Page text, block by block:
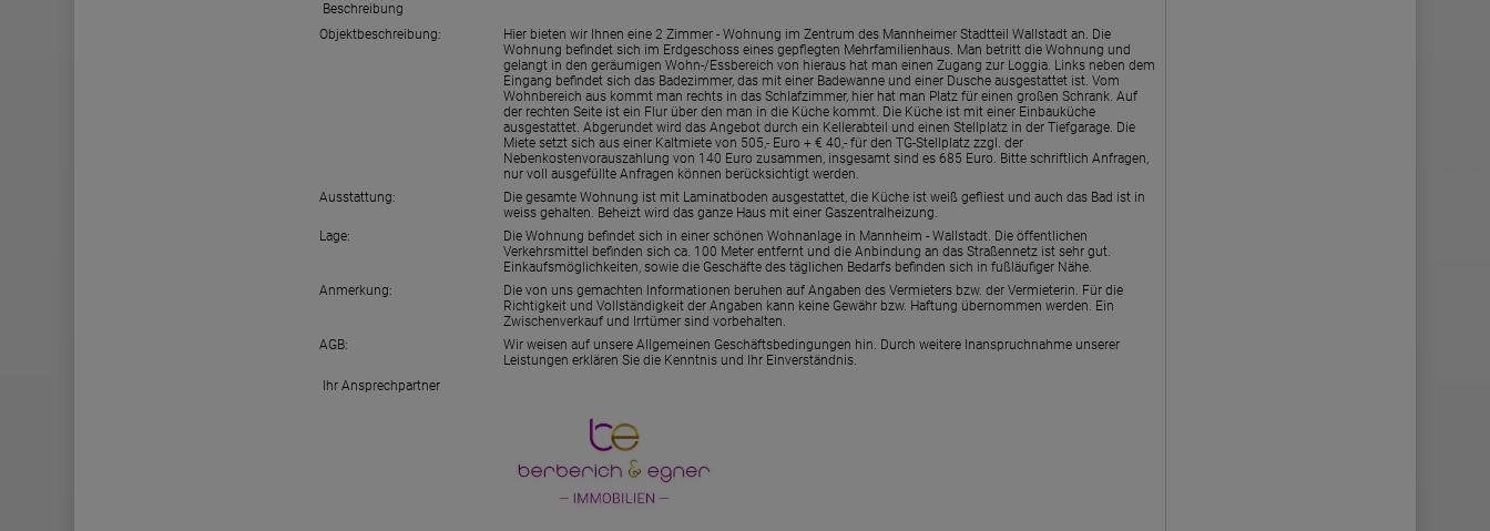
Beschreibung
Objektbeschreibung:
Hier bieten wir Ihnen eine 2 Zimmer - Wohnung im Zentrum des Mannheimer Stadtteil Wallstadt an. Die
Wohnung befindet sich im Erdgeschoss eines gepflegten Mehrfamilienhaus. Man betritt die Wohnung und
gelangt in den geräumigen Wohn-/Essbereich von hieraus hat man einen Zugang zur Loggia. Links neben dem
Eingang befindet sich das Badezimmer, das mit einer Badewanne und einer Dusche ausgestattet ist. Vom
Wohnbereich aus kommt man rechts in das Schlafzimmer, hier hat man Platz für einen großen Schrank. Auf
der rechten Seite ist ein Flur über den man in die Küche kommt. Die Küche ist mit einer Einbauküche
ausgestattet. Abgerundet wird das Angebot durch ein Kellerabteil und einen Stellplatz in der Tiefgarage. Die
Miete setzt sich aus einer Kaltmiete von 505,- Euro + € 40,- für den TG-Stellplatz zzgl. der
Nebenkostenvorauszahlung von 140 Euro zusammen, insgesamt sind es 685 Euro. Bitte schriftlich Anfragen,
nur voll ausgefüllte Anfragen können berücksichtigt werden.
Ausstattung:
Die gesamte Wohnung ist mit Laminatboden ausgestattet, die Küche ist weiß gefliest und auch das Bad ist in
weiss gehalten. Beheizt wird das ganze Haus mit einer Gaszentralheizung.
Lage:
Die Wohnung befindet sich in einer schönen Wohnanlage in Mannheim - Wallstadt. Die öffentlichen
Verkehrsmittel befinden sich ca. 100 Meter entfernt und die Anbindung an das Straßennetz ist sehr gut.
Einkaufsmöglichkeiten, sowie die Geschäfte des täglichen Bedarfs befinden sich in fußläufiger Nähe.
Anmerkung:
Die von uns gemachten Informationen beruhen auf Angaben des Vermieters bzw. der Vermieterin. Für die
Richtigkeit und Vollständigkeit der Angaben kann keine Gewähr bzw. Haftung übernommen werden. Ein
Zwischenverkauf und Irrtümer sind vorbehalten.
AGB:
Wir weisen auf unsere Allgemeinen Geschäftsbedingungen hin. Durch weitere Inanspruchnahme unserer
Leistungen erklären Sie die Kenntnis und Ihr Einverständnis.
Ihr Ansprechpartner